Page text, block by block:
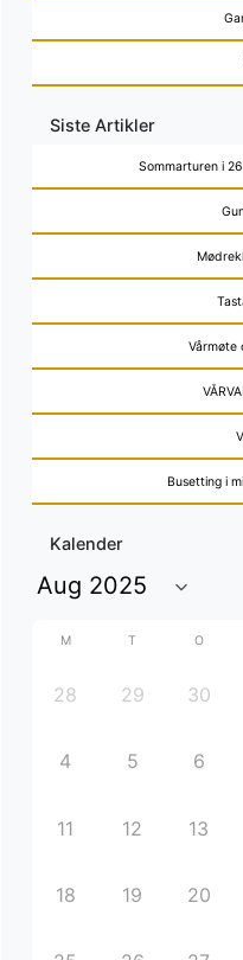
Siste Artikler
Sommarturen i
Vårmøte
Busetting i
Kalender
M T O
28 29 30
4 5 6
11 12 13
18 19 20